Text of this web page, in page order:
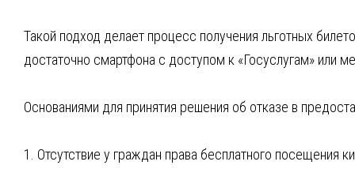
Такой подход делает процесс получения льготных
достаточно смартфона с доступом к «Госуслугам» или
Основаниями для принятия решения об отказе в
1. Отсутствие у граждан права бесплатного посещения